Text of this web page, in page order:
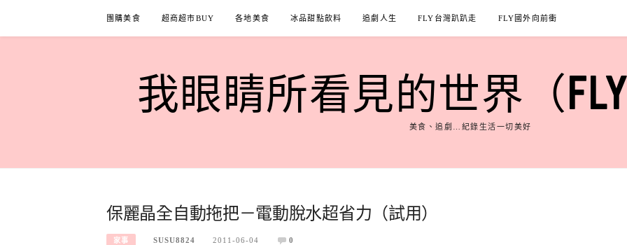
content
團購美食 超商超市BUY 各地美食 冰品甜點飲料 追劇人生 FLY台灣趴趴走 FLY國外向前衝
我眼睛所看見的世界（
美食、追劇…紀錄生活一切美好
保麗晶全自動拖把－電動脫水超省力（試用）
家事 SUSU8824 2011-06-04 0